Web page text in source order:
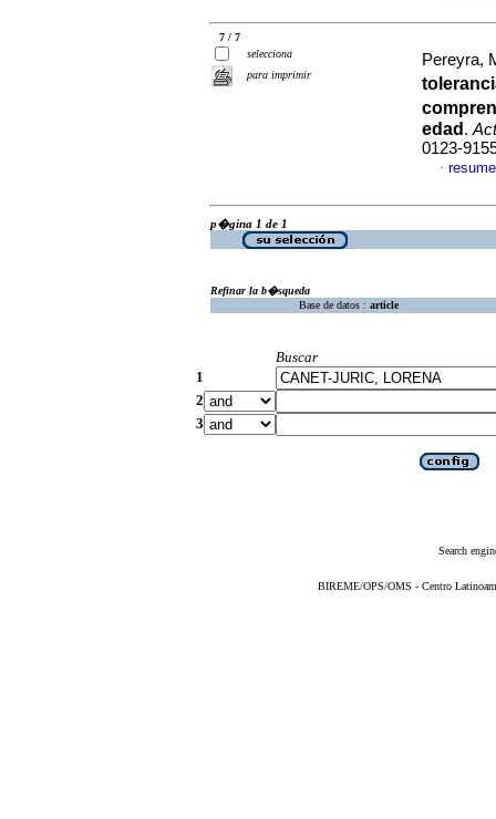
7 / 7
selecciona
para imprimir
Pereyra,
edad .
0123-
·
p�gina 1 de 1
Refinar la b�squeda
Base de datos : article
Buscar
1
2
3
Search
BIREME/OPS/OMS - Centro